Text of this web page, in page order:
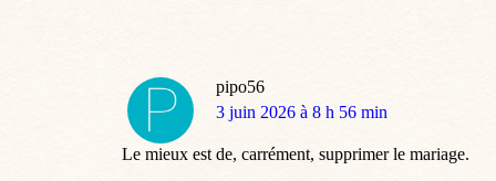
pipo56
dit
3 juin 2026 à 8 h 56 min
Le mieux est de, carrément, supprimer le mariage.